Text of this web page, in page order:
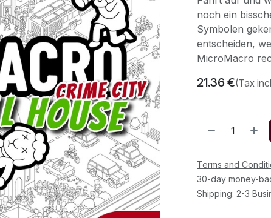
noch ein
Symbolen
entscheiden,
MicroMacro
21.36 €(Tax
Terms and
30-day money-
Shipping: 2-3